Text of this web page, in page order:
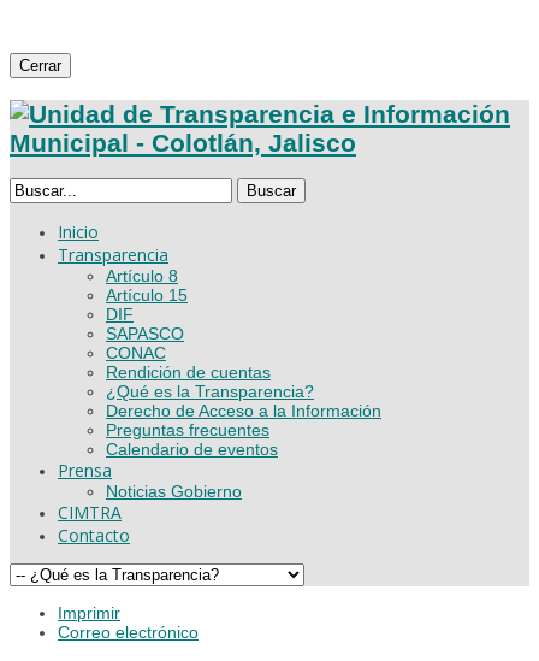
Cerrar
Buscar
Inicio
Transparencia
Artículo 8
Artículo 15
DIF
SAPASCO
CONAC
Rendición de cuentas
¿Qué es la Transparencia?
Derecho de Acceso a la Información
Preguntas frecuentes
Calendario de eventos
Prensa
Noticias Gobierno
CIMTRA
Contacto
Imprimir
Correo electrónico